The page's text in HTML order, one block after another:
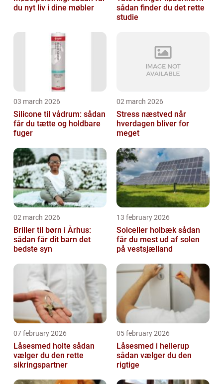
du nyt liv i dine møbler
sådan finder du det rette
studie
03 march 2026
Silicone til vådrum: sådan
får du tætte og holdbare
fuger
02 march 2026
Stress næstved når
hverdagen bliver for
meget
02 march 2026
Briller til børn i Århus:
sådan får dit barn det
bedste syn
13 february 2026
Solceller holbæk sådan
får du mest ud af solen
på vestsjælland
07 february 2026
Låsesmed holte sådan
vælger du den rette
sikringspartner
05 february 2026
Låsesmed i hellerup
sådan vælger du den
rigtige